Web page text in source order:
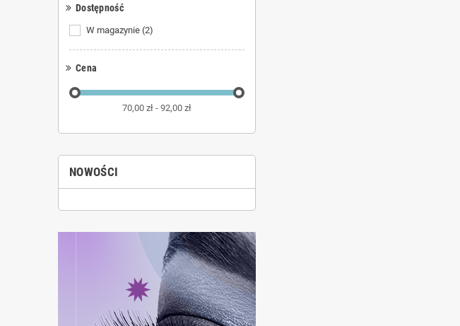
Dostępność
W magazynie (2)
Cena
70,00 zł - 92,00 zł
NOWOŚCI